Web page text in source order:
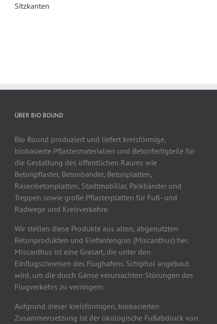
Sitzkanten
ÜBER BIO BOUND
Bio Bound produziert und liefert kreisförmige,
biobasierte Pflastermaterialien und Betonfertigteile für
die Gestaltung des öffentlichen Raums wie
Betonpflaster, Betonbänder, Betonplatten,
Rasenbetonplatten, Stadtmobiliar, Parkbänder und
Treppen sowie große Pflasterplatten für Fuß- und
Radwege und Kreisverkehre.
Wir stellen diese Produkte aus alten, abgenutzten
Betonprodukten und Elefantengras (Miscanthus) her.
Miscanthus ist eine Grasart, die unter den
Einflugschneisen des Flughafens Schiphol angebaut
wird, um die durch Gänse verursachten Störungen des
Flugverkehrs zu verringern.
Aufgrund dieser kreisförmigen, biobasierten
Zusammensetzung ist der ökologische Fußabdruck von